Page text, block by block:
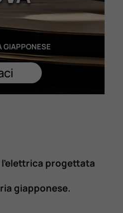
GIAPPONESE
l’elettrica progettata
giapponese.